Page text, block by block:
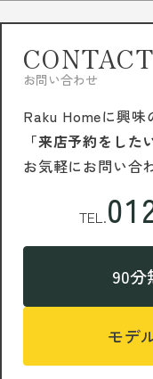
お問い合わせ
Raku Homeに興味
「来店予約をした
お気軽にお問い合
TEL.
90分
モデ